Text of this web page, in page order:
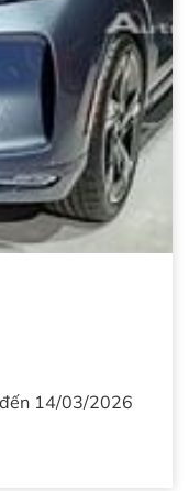
14/03/2026